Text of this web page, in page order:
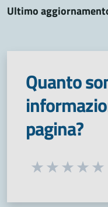
Ultimo
Quanto
pagina?
Seleziona